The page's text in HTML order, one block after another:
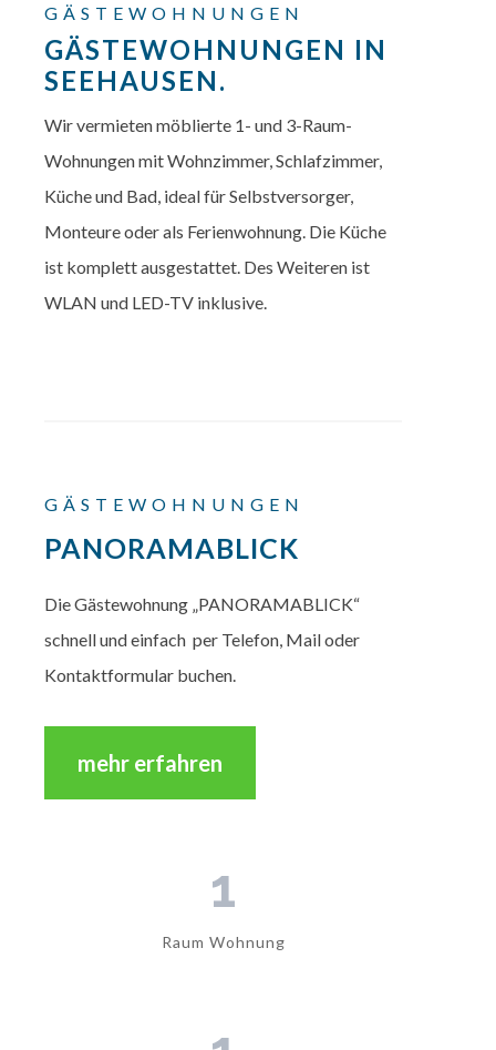
GÄSTEWOHNUNGEN
GÄSTEWOHNUNGEN IN
SEEHAUSEN.
Wir vermieten möblierte 1- und 3-Raum-
Wohnungen mit Wohnzimmer, Schlafzimmer,
Küche und Bad, ideal für Selbstversorger,
Monteure oder als Ferienwohnung. Die Küche
ist komplett ausgestattet. Des Weiteren ist
WLAN und LED-TV inklusive.
GÄSTEWOHNUNGEN
PANORAMABLICK
Die Gästewohnung „PANORAMABLICK“
schnell und einfach per Telefon, Mail oder
Kontaktformular buchen.
mehr erfahren
1
Raum Wohnung